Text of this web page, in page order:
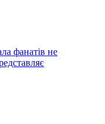
фанатів не